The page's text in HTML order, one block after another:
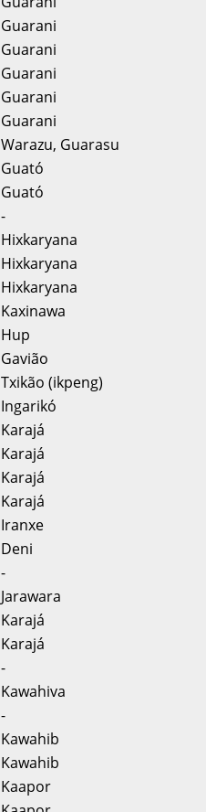
Guarani
Guarani
Guarani
Guarani
Guarani
Warazu, Guarasu
Guató
Guató
-
Hixkaryana
Hixkaryana
Hixkaryana
Kaxinawa
Hup
Gavião
Txikão (ikpeng)
Ingarikó
Karajá
Karajá
Karajá
Karajá
Iranxe
Deni
-
Jarawara
Karajá
Karajá
-
Kawahiva
-
Kawahib
Kawahib
Kaapor